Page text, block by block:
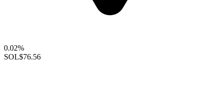
0.02%
SOL$76.56